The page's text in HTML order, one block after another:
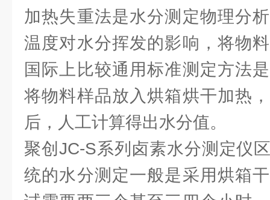
加热失重法是水分测定物理分
温度对水分挥发的影响，将物
国际上比较通用标准测定方法
将物料样品放入烘箱烘干加热
后，人工计算得出水分值。
聚创JC-S系列卤素水分测定仪
统的水分测定一般是采用烘箱